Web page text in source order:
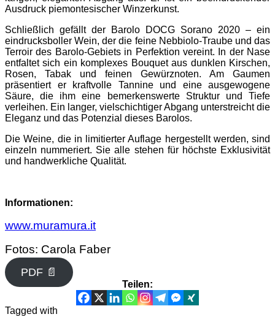
Ausdruck piemontesischer Winzerkunst.
Schließlich gefällt der Barolo DOCG Sorano 2020 – ein
eindrucksboller Wein, der die feine Nebbiolo-Traube und das
Terroir des Barolo-Gebiets in Perfektion vereint. In der Nase
entfaltet sich ein komplexes Bouquet aus dunklen Kirschen,
Rosen, Tabak und feinen Gewürznoten. Am Gaumen
präsentiert er kraftvolle Tannine und eine ausgewogene
Säure, die ihm eine bemerkenswerte Struktur und Tiefe
verleihen. Ein langer, vielschichtiger Abgang unterstreicht die
Eleganz und das Potenzial dieses Barolos.
Die Weine, die in limitierter Auflage hergestellt werden, sind
einzeln nummeriert. Sie alle stehen für höchste Exklusivität
und handwerkliche Qualität.
Informationen:
www.muramura.it
Fotos: Carola Faber
PDF 📄
Teilen:
Tagged with